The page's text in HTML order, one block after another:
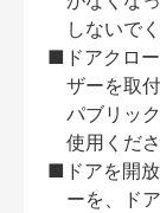
しないで
■ドアクロ
ザーを取
パブリッ
使用くださ
■ドアを開
ーを、ド